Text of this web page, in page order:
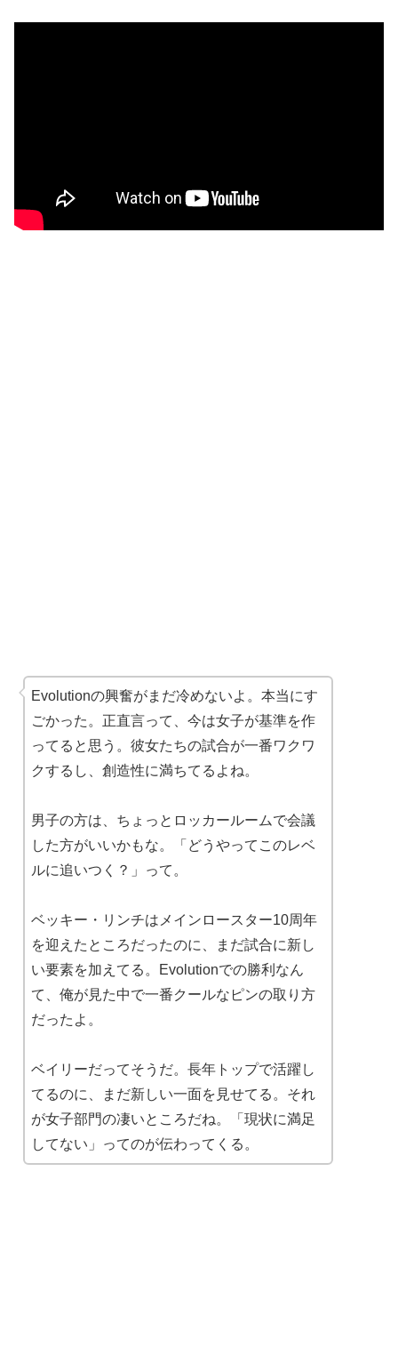
Evolutionの興奮がまだ冷めないよ。本当にす
ごかった。正直言って、今は女子が基準を作
ってると思う。彼女たちの試合が一番ワクワ
クするし、創造性に満ちてるよね。
男子の方は、ちょっとロッカールームで会議
した方がいいかもな。「どうやってこのレベ
ルに追いつく？」って。
ベッキー・リンチはメインロースター10周年
を迎えたところだったのに、まだ試合に新し
い要素を加えてる。Evolutionでの勝利なん
て、俺が見た中で一番クールなピンの取り方
だったよ。
ベイリーだってそうだ。長年トップで活躍し
てるのに、まだ新しい一面を見せてる。それ
が女子部門の凄いところだね。「現状に満足
してない」ってのが伝わってくる。